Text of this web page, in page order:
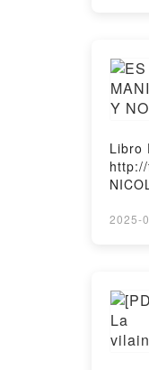
Libro
2025-